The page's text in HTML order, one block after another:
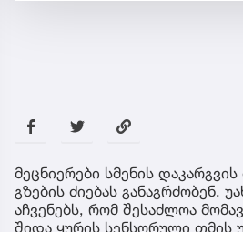
მეცნიერები სმენის
გზების ძიებას განაგრძობენ.
აჩვენებს, რომ შესაძლოა
შიდა ყურის სენსორული თმის